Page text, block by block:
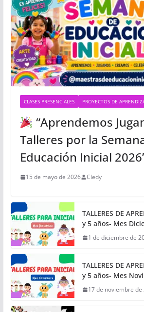
CLASES PRESENCIALES PROYECTOS DE
“Aprendemos
Talleres por la
Educación Inicial
15 de mayo de 2026 Cledy
TALLERES DE
y 5 años- Mes
1 de diciembre de
TALLERES DE
y 5 años- Mes
17 de noviembre de